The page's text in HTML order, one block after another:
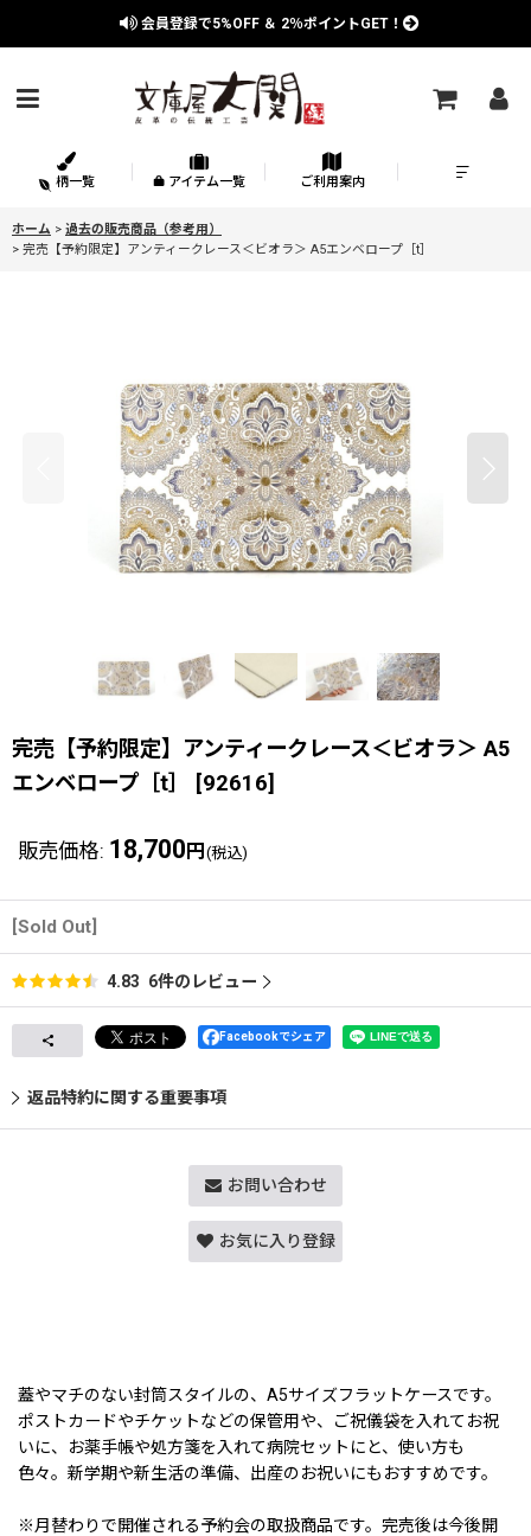
会員登録で5%OFF ＆ 2％ポイントGET！
柄一覧 アイテム一覧 ご利用案内
ホーム > 過去の販売商品（参考用）
> 完売【予約限定】アンティークレース＜ビオラ＞ A5エンベロープ［t］
完売【予約限定】アンティークレース＜ビオラ＞ A5
エンベロープ［t］
[92616]
販売価格: 18,700 円 (税込)
[Sold Out]
4.83 6件のレビュー
Facebookでシェア
返品特約に関する重要事項
お問い合わせ
お気に入り登録
蓋やマチのない封筒スタイルの、A5サイズフラットケースです。
ポストカードやチケットなどの保管用や、ご祝儀袋を入れてお祝
いに、お薬手帳や処方箋を入れて病院セットにと、使い方も
色々。新学期や新生活の準備、出産のお祝いにもおすすめです。
※月替わりで開催される予約会の取扱商品です。完売後は今後開